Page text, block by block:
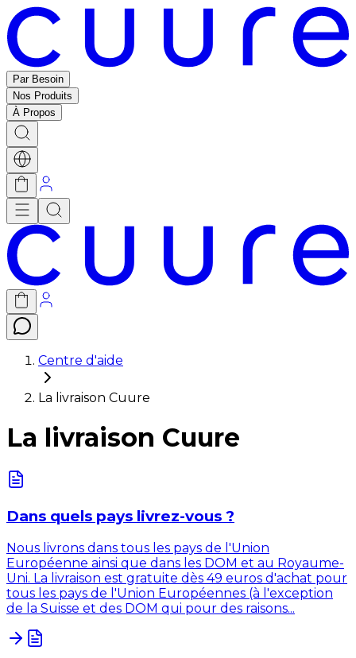
Par Besoin
Nos Produits
À Propos
Centre d'aide
La livraison Cuure
La livraison Cuure
Dans quels pays livrez-vous ?
Nous livrons dans tous les pays de l'Union
Européenne ainsi que dans les DOM et au Royaume-
Uni. La livraison est gratuite dès 49 euros d'achat pour
tous les pays de l'Union Européennes (à l'exception
de la Suisse et des DOM qui pour des raisons...